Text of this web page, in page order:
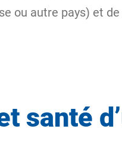
ou autre pays) et
santé